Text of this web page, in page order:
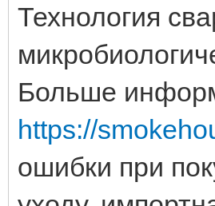
Технология
Больше
https://
ошибки при